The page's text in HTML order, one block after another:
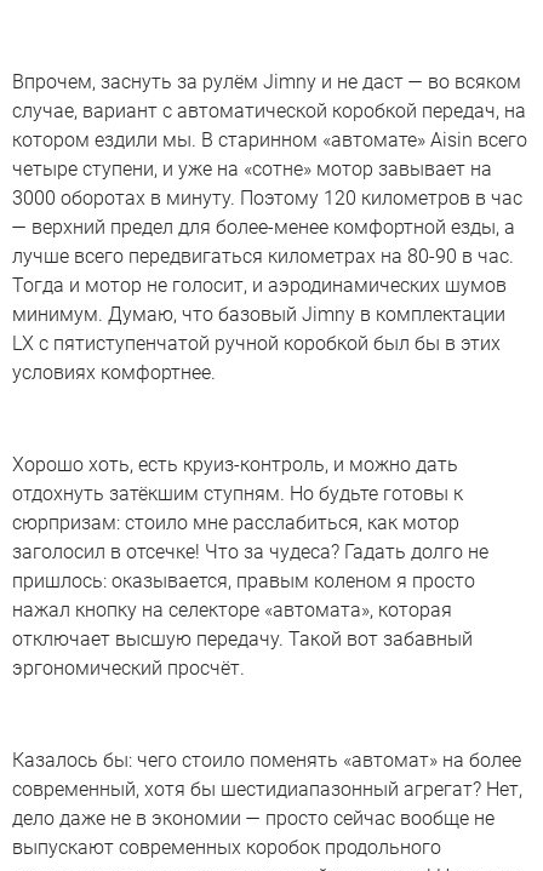
Впрочем, заснуть за рулём Jimny и не даст — во всяком
случае, вариант с автоматической коробкой передач, на
котором ездили мы. В старинном «автомате» Aisin всего
четыре ступени, и уже на «сотне» мотор завывает на
3000 оборотах в минуту. Поэтому 120 километров в час
— верхний предел для более-менее комфортной езды, а
лучше всего передвигаться километрах на 80-90 в час.
Тогда и мотор не голосит, и аэродинамических шумов
минимум. Думаю, что базовый Jimny в комплектации
LX с пятиступенчатой ручной коробкой был бы в этих
условиях комфортнее.
Хорошо хоть, есть круиз-контроль, и можно дать
отдохнуть затёкшим ступням. Но будьте готовы к
сюрпризам: стоило мне расслабиться, как мотор
заголосил в отсечке! Что за чудеса? Гадать долго не
пришлось: оказывается, правым коленом я просто
нажал кнопку на селекторе «автомата», которая
отключает высшую передачу. Такой вот забавный
эргономический просчёт.
Казалось бы: чего стоило поменять «автомат» на более
современный, хотя бы шестидиапазонный агрегат? Нет,
дело даже не в экономии — просто сейчас вообще не
выпускают современных коробок продольного